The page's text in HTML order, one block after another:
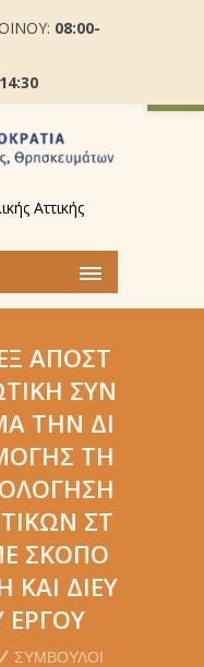
08:00-
Αττικής
ΑΠΟΣΤ
ΣΥΝ
ΤΗΝ ΔΙ
ΤΗ
ΣΤ
ΣΚΟΠΌ
ΔΙΕΥ
ΣΎΜΒΟΥΛΟΙ